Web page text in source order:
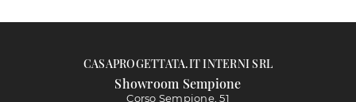
CASAPROGETTATA.IT INTERNI SRL
Showroom Sempione
Corso Sempione, 51